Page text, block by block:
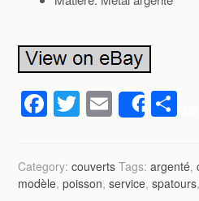
F
a
c
e
T
wi
tt
er
E
m
ail
Share
ta
g
Category:couverts Tags:argenté,
modèle,poisson,service,spatours